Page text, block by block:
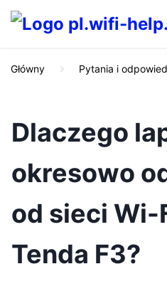
Główny Pytania i
Dlaczego
okresowo
od sieci Wi-
Tenda F3?